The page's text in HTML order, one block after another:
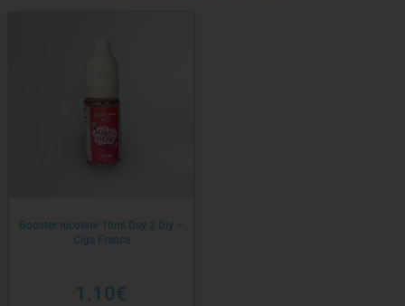
Booster nicotine 10ml Day 2 Diy –
Ciga France
1.10€